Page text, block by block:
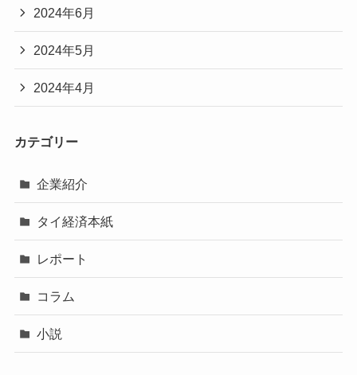
2024年6月
2024年5月
2024年4月
カテゴリー
企業紹介
タイ経済本紙
レポート
コラム
小説